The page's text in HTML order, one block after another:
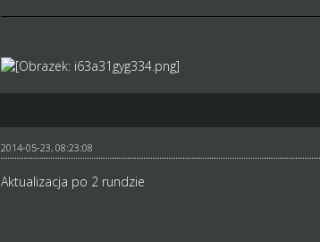
2014-05-23, 08:23:08
Aktualizacja po 2 rundzie